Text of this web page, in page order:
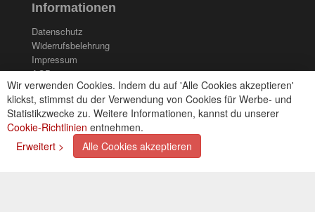
Wir verwenden Cookies. Indem du auf 'Alle Cookies akzeptieren'
klickst, stimmst du der Verwendung von Cookies für Werbe- und
Statistikzwecke zu. Weitere Informationen, kannst du unserer
Cookie-Richtlinien entnehmen.
Erweitert >
Alle Cookies akzeptieren
Informationen
Datenschutz
Widerrufsbelehrung
Impressum
AGB
Kontakt
Cookies einstellungen
Zahlungsarten